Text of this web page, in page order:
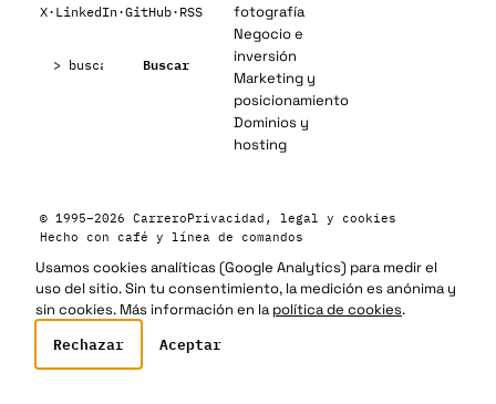
X· LinkedIn·GitHub· RSS
Buscar
fotografía
Negocio e
inversión
Marketing y
posicionamiento
Dominios y
hosting
© 1995–2026 CarreroPrivacidad, legal y cookies
Hecho con café y línea de comandos
Usamos cookies analíticas (Google Analytics) para medir el
uso del sitio. Sin tu consentimiento, la medición es anónima y
sin cookies. Más información en lapolítica de cookies.
Rechazar Aceptar